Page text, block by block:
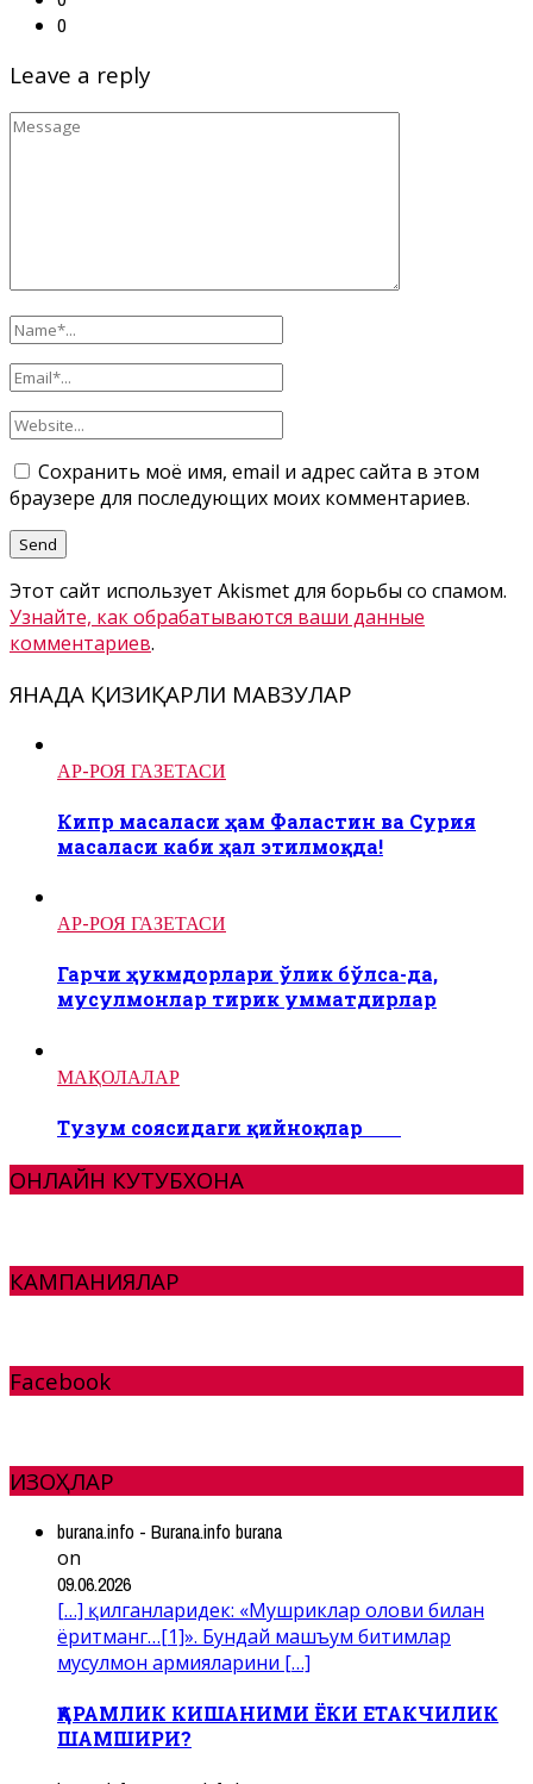
0
Leave a reply
Сохранить моё имя, email и адрес сайта в этом
браузере для последующих моих комментариев.
Этот сайт использует Akismet для борьбы со спамом.
Узнайте, как обрабатываются ваши данные
комментариев.
ЯНАДА ҚИЗИҚАРЛИ МАВЗУЛАР
АР-РОЯ ГАЗЕТАСИ
Кипр масаласи ҳам Фаластин ва Сурия
масаласи каби ҳал этилмоқда!
АР-РОЯ ГАЗЕТАСИ
Гарчи ҳукмдорлари ўлик бўлса-да,
мусулмонлар тирик умматдирлар
МАҚОЛАЛАР
Тузум соясидаги қийноқлар
ОНЛАЙН КУТУБХОНА
КАМПАНИЯЛАР
Facebook
ИЗОҲЛАР
burana.info - Burana.info burana
on
09.06.2026
[…] қилганларидек: «Мушриклар олови билан
ёритманг…[1]». Бундай машъум битимлар
мусулмон армияларини […]
ҚАРАМЛИК КИШАНИМИ ЁКИ ЕТАКЧИЛИК
ШАМШИРИ?